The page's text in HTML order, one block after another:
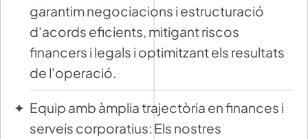
garantim negociacions i estructuració
d'acords eficients, mitigant riscos
financers i legals i optimitzant els resultats
de l'operació.
Equip amb àmplia trajectòria en finances i
serveis corporatius: Els nostres